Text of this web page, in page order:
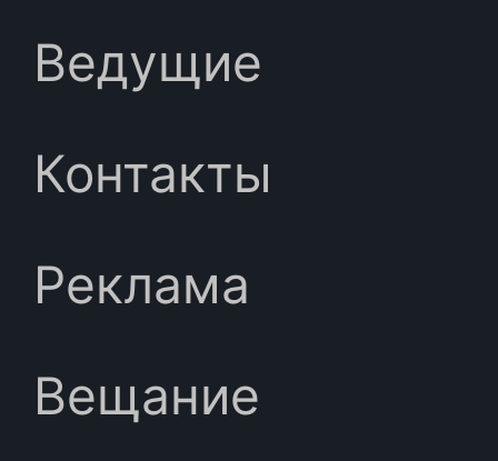
Ведущие
Контакты
Реклама
Вещание